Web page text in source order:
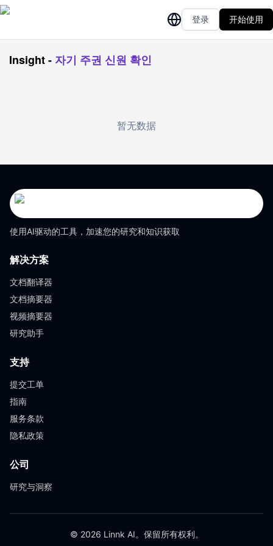
登录 开始使用
Insight- 자기 주권 신원 확인
暂无数据
使用AI驱动的工具，加速您的研究和知识获取
解决方案
文档翻译器
文档摘要器
视频摘要器
研究助手
支持
提交工单
指南
服务条款
隐私政策
公司
研究与洞察
© 2026 Linnk AI。保留所有权利。